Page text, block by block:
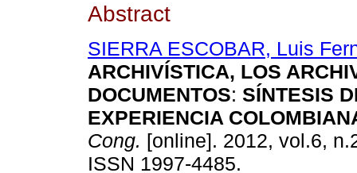
Abstract
SIERRA ESCOBAR, Luis
ARCHIVÍSTICA, LOS
DOCUMENTOS: SÍNTESIS
EXPERIENCIA
Cong. [online]. 2012, vol.6,
ISSN 1997-4485.